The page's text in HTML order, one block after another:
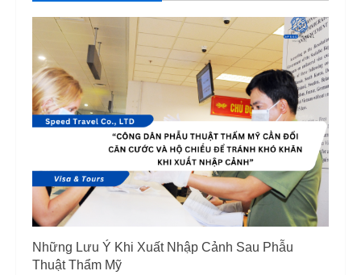
u
e
R
e
d
i
n
Những Lưu Ý Khi Xuất Nhập Cảnh Sau Phẫu
Thuật Thẩm Mỹ